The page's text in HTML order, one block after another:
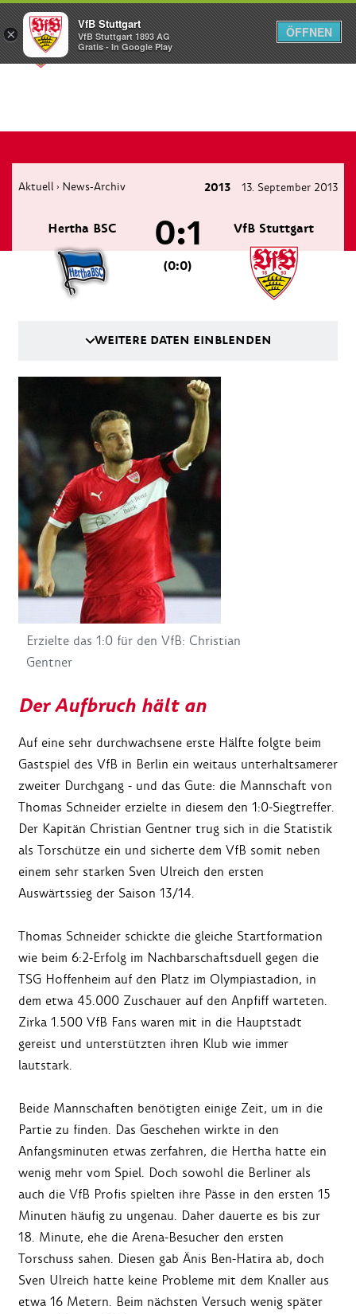
Menü
Aktuell › News-Archiv 2013 13. September 2013
Hertha BSC VfB Stuttgart
0:1
(0:0)
WEITERE DATEN EINBLENDEN
Erzielte das 1:0 für den VfB: Christian
Gentner
Der Aufbruch hält an
Auf eine sehr durchwachsene erste Hälfte folgte beim
Gastspiel des VfB in Berlin ein weitaus unterhaltsamerer
zweiter Durchgang - und das Gute: die Mannschaft von
Thomas Schneider erzielte in diesem den 1:0-Siegtreffer.
Der Kapitän Christian Gentner trug sich in die Statistik
als Torschütze ein und sicherte dem VfB somit neben
einem sehr starken Sven Ulreich den ersten
Auswärtssieg der Saison 13/14.
Thomas Schneider schickte die gleiche Startformation
wie beim 6:2-Erfolg im Nachbarschaftsduell gegen die
TSG Hoffenheim auf den Platz im Olympiastadion, in
dem etwa 45.000 Zuschauer auf den Anpfiff warteten.
Zirka 1.500 VfB Fans waren mit in die Hauptstadt
gereist und unterstützten ihren Klub wie immer
lautstark.
Beide Mannschaften benötigten einige Zeit, um in die
Partie zu finden. Das Geschehen wirkte in den
Anfangsminuten etwas zerfahren, die Hertha hatte ein
wenig mehr vom Spiel. Doch sowohl die Berliner als
auch die VfB Profis spielten ihre Pässe in den ersten 15
Minuten häufig zu ungenau. Daher dauerte es bis zur
18. Minute, ehe die Arena-Besucher den ersten
Torschuss sahen. Diesen gab Änis Ben-Hatira ab, doch
Sven Ulreich hatte keine Probleme mit dem Knaller aus
etwa 16 Metern. Beim nächsten Versuch wenig später
×
VfB Stuttgart
VfB Stuttgart 1893 AG
Gratis - In Google Play
ÖFFNEN